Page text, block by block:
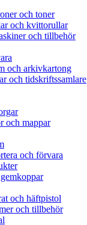
och toner
och kvittorullar
och tillbehör
och arkivkartong
och tidskriftssamlare
och mappar
och förvara
och häftpistol
och tillbehör